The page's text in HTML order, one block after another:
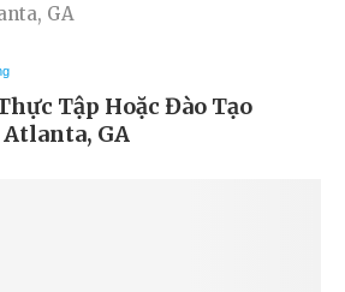
GA
Tập Hoặc Đào Tạo
GA